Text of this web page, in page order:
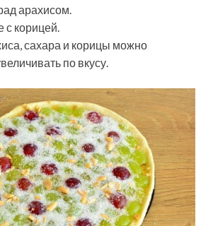
арахисом.
с корицей.
сахара и корицы можно
по вкусу.